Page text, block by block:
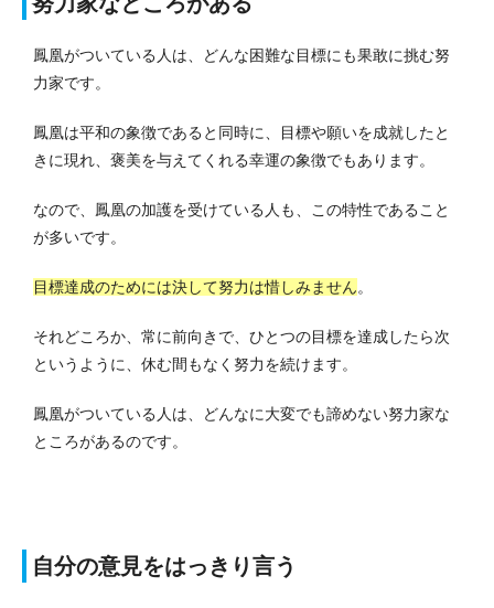
鳳凰がついている人は、どんな困難な目標にも果敢に挑む努
力家です。
鳳凰は平和の象徴であると同時に、目標や願いを成就したと
きに現れ、褒美を与えてくれる幸運の象徴でもあります。
なので、鳳凰の加護を受けている人も、この特性であること
が多いです。
目標達成のためには決して努力は惜しみません。
それどころか、常に前向きで、ひとつの目標を達成したら次
というように、休む間もなく努力を続けます。
鳳凰がついている人は、どんなに大変でも諦めない努力家な
ところがあるのです。
自分の意見をはっきり言う